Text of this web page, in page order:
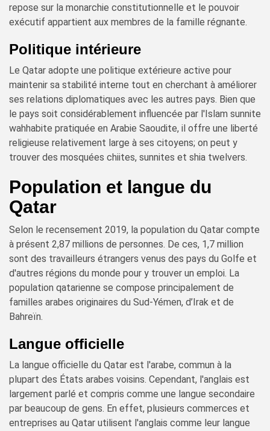
repose sur la monarchie constitutionnelle et le pouvoir
exécutif appartient aux membres de la famille régnante.
Politique intérieure
Le Qatar adopte une politique extérieure active pour
maintenir sa stabilité interne tout en cherchant à améliorer
ses relations diplomatiques avec les autres pays. Bien que
le pays soit considérablement influencée par l'Islam sunnite
wahhabite pratiquée en Arabie Saoudite, il offre une liberté
religieuse relativement large à ses citoyens; on peut y
trouver des mosquées chiites, sunnites et shia twelvers.
Population et langue du
Qatar
Selon le recensement 2019, la population du Qatar compte
à présent 2,87 millions de personnes. De ces, 1,7 million
sont des travailleurs étrangers venus des pays du Golfe et
d'autres régions du monde pour y trouver un emploi. La
population qatarienne se compose principalement de
familles arabes originaires du Sud-Yémen, d’Irak et de
Bahreïn.
Langue officielle
La langue officielle du Qatar est l'arabe, commun à la
plupart des États arabes voisins. Cependant, l'anglais est
largement parlé et compris comme une langue secondaire
par beaucoup de gens. En effet, plusieurs commerces et
entreprises au Qatar utilisent l'anglais comme leur langue